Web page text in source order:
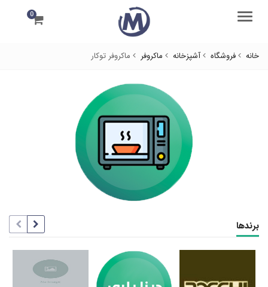
منو 0
خانه فروشگاه آشپزخانه ماکروفر ماکروفر توکار
برندها